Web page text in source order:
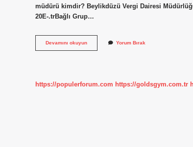
müdürü kimdir? Beylikdüzü Vergi Dairesi
20E-.trBağlı Grup…
Devamını okuyunBeylikdüzü
Vergi
Yorum Bırak
https://populerforum.com https://goldsgym.com.tr